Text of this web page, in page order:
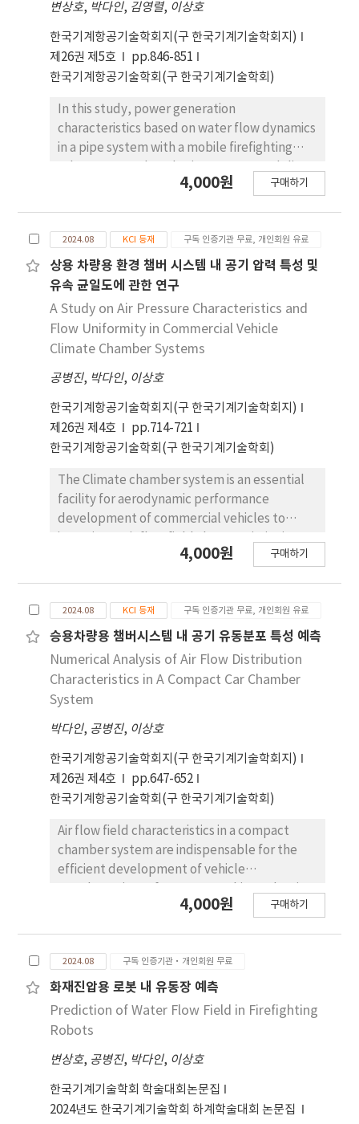
workspace are largely affected by air flow
velocity. The boom's drag and torque are
approximately 2.2 and 1.3 times greater than
those of the work platform, respectively.
These predicted results can be widely
applied as basic conceptual design data for
highly efficient aerial work platform truck.
변상호, 박다인, 김영렬, 이상호
한국기계항공기술학회지(구 한국기계기술학회지)
제26권 제5호
pp.846-851
한국기계항공기술학회(구 한국기계기술학회)
In this study, power generation
characteristics based on water flow dynamics
in a pipe system with a mobile firefighting
and computational fluid dynamics(CFD)
generates mechanical torque at the turbine
blades, enabling power generation. The inlet
pressure of the flow field was set to
approximately 6 to 12 bar, and the flow
characteristics such as velocity, pressure,
and mass flow rate, along with power
generation characteristics, were analyzed
under various turbine rotational velocities. It
was observed that higher inlet pressures
resulted in increased torque and mechanical
power output at the turbine blades. This
research is expected to serve as a
fundamental design and data reference to
improve the performance of firefighting
robots at fire sites.
4,000원 구매하기
2024.08 KCI 등재 구독 인증기관 무료, 개인회원 유료
상용 차량용 환경 챔버 시스템 내 공기 압력 특성 및
유속 균일도에 관한 연구
A Study on Air Pressure Characteristics and
Flow Uniformity in Commercial Vehicle
Climate Chamber Systems
공병진, 박다인, 이상호
한국기계항공기술학회지(구 한국기계기술학회지)
제26권 제4호
pp.714-721
한국기계항공기술학회(구 한국기계기술학회)
The Climate chamber system is an essential
facility for aerodynamic performance
development of commercial vehicles to
different climatic conditions. In particular,
for optimal design. In this study, the pressure
characteristics and velocity uniformity in the
test section area were predicted with blower
impeller rotational speed using CFD. The
velocity uniformity is affected by the
distance from the blower nozzle outlet,
reaching up to 72.7% at 695 RPM. The
pressure differential between 300 RPM and
740 RPM shows an approximate difference of
2651 Pa, with a high-pressure distribution
observed along the right side wall of the
blower. These results are expected to be
used as design data applicable for improving
the performance of environmental chamber
systems.
4,000원 구매하기
2024.08 KCI 등재 구독 인증기관 무료, 개인회원 유료
승용차량용 챔버시스템 내 공기 유동분포 특성 예측
Numerical Analysis of Air Flow Distribution
Characteristics in A Compact Car Chamber
System
박다인, 공병진, 이상호
한국기계항공기술학회지(구 한국기계기술학회지)
제26권 제4호
pp.647-652
한국기계항공기술학회(구 한국기계기술학회)
Air flow field characteristics in a compact
chamber system are indispensable for the
efficient development of vehicle
flow and velocity uniformity in the chamber
from the outlet of the blower, passes fast
through the heat exchanger with partial
pressure difference, and then moves into the
blower inlet. Overall pressure drop through
rate. The uniformity varies along the test
section, decreasing by 5-10% with distance
from the nozzle. These predicted results can
4,000원 구매하기
2024.08 구독 인증기관·개인회원 무료
화재진압용 로봇 내 유동장 예측
Prediction of Water Flow Field in Firefighting
Robots
변상호, 공병진, 박다인, 이상호
한국기계기술학회 학술대회논문집
2024년도 한국기계기술학회 하계학술대회 논문집